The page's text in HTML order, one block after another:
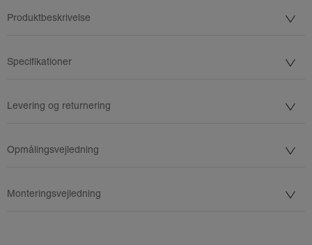
Produktbeskrivelse
Specifikationer
Levering og returnering
Opmålingsvejledning
Monteringsvejledning